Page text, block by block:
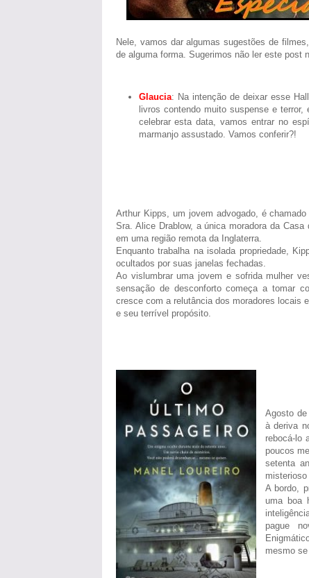
Nele, vamos dar algumas sugestões de
de alguma forma. Sugerimos não ler este post
Glaucia: Na intenção de deixar esse
livros contendo muito suspense e
celebrar esta data, vamos entrar no
marmanjo assustado. Vamos conferir?!
Arthur Kipps, um jovem advogado, é
Sra. Alice Drablow, a única moradora da
em uma região remota da Inglaterra.
Enquanto trabalha na isolada propriedade,
ocultados por suas janelas fechadas.
Ao vislumbrar uma jovem e sofrida mulher
sensação de desconforto começa a tomar
cresce com a relutância dos moradores locais
e seu terrível propósito.
Agosto
à deriva
rebocá-lo
poucos
setenta
A bordo,
uma boa
pague
mesmo